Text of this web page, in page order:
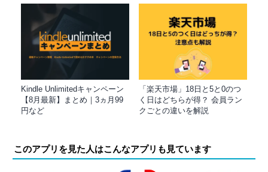
Kindle Unlimitedキャンペーン
【8月最新】まとめ｜3ヵ月99
円など
「楽天市場」18日と5と0のつ
く日はどちらが得？ 会員ラン
クごとの違いを解説
このアプリを見た人はこんなアプリも見ています